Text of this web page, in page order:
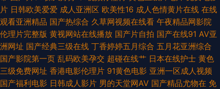
人妖另类 99爱免费视频在线 日韩狠狠撸 国产成人=区 东京精品天堂 午夜国
产传媒123 日韩AA电影 老司机能看的av 免费91视频 最新成人伦理影院 99
蜜臀视频在线 日韩avcom 黄色色情软件下载 人人影院官网 三级成人日韩 超
碰97精品 四虎制服丝袜 超碰人人射 九一在线直播肏屄 久久神马私人 美女视
片 日韩欧美爱爱 成人亚洲区 欧美性16 成人色情黄片在线 在线
观看亚洲精品 国产热综合 久草网视频在线看 午夜精品网影院
伦理片完整版 黄视网站在线播放 国产片自拍 国产在线91 AV亚
洲网址 国产经典三级在线 丁香婷婷五月综合 五月花亚洲综合
国产影院第一页 乱码欧美孕交 超碰在线艹 日本在线护士 黄色
三级免费网址 香港电影伦理片 91黄色电影 亚洲一区成人视频
国产福利电影 日韩成人影片 男的天堂网AV 国产精品尤物在 免